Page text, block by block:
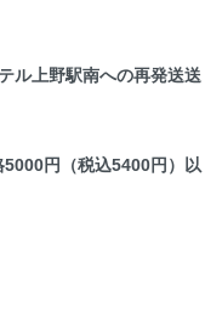
ル上野駅南への再発送送